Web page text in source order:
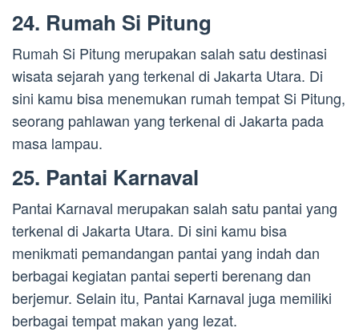
24. Rumah Si Pitung
Rumah Si Pitung merupakan salah satu destinasi
wisata sejarah yang terkenal di Jakarta Utara. Di
sini kamu bisa menemukan rumah tempat Si Pitung,
seorang pahlawan yang terkenal di Jakarta pada
masa lampau.
25. Pantai Karnaval
Pantai Karnaval merupakan salah satu pantai yang
terkenal di Jakarta Utara. Di sini kamu bisa
menikmati pemandangan pantai yang indah dan
berbagai kegiatan pantai seperti berenang dan
berjemur. Selain itu, Pantai Karnaval juga memiliki
berbagai tempat makan yang lezat.